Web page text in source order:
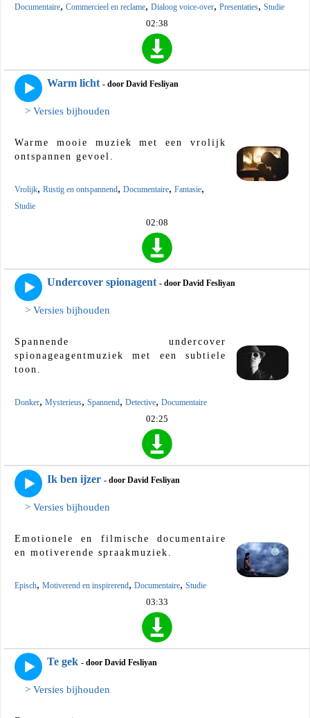
Documentaire, Commercieel en reclame, Dialoog voice-over, Presentaties, Studie
02:38
Warm licht - door David Fesliyan
> Versies bijhouden
Warme mooie muziek met een vrolijk
ontspannen gevoel.
Vrolijk, Rustig en ontspannend, Documentaire, Fantasie,
Studie
02:08
Undercover spionagent - door David Fesliyan
> Versies bijhouden
Spannende undercover
spionageagentmuziek met een subtiele
toon.
Donker, Mysterieus, Spannend, Detective, Documentaire
02:25
Ik ben ijzer - door David Fesliyan
> Versies bijhouden
Emotionele en filmische documentaire
en motiverende spraakmuziek.
Episch, Motiverend en inspirerend, Documentaire, Studie
03:33
Te gek - door David Fesliyan
> Versies bijhouden